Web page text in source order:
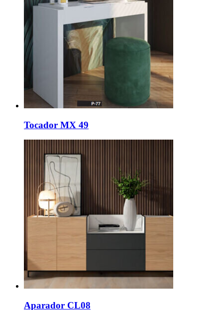
Tocador MX 49
Aparador CL08